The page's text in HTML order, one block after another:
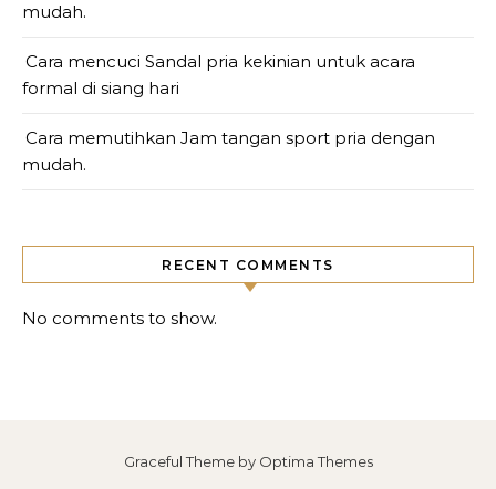
mudah.
Cara mencuci Sandal pria kekinian untuk acara
formal di siang hari
Cara memutihkan Jam tangan sport pria dengan
mudah.
RECENT COMMENTS
No comments to show.
Graceful Theme by Optima Themes